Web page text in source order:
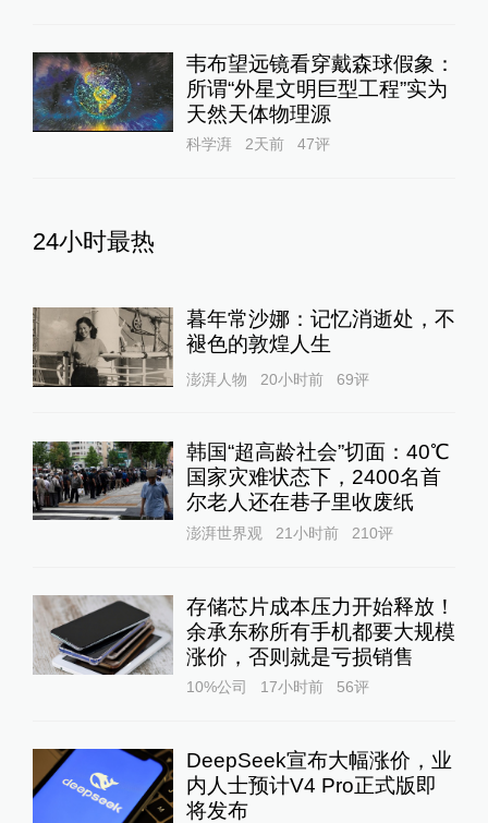
韦布望远镜看穿戴森球假象：
所谓“外星文明巨型工程”实为
天然天体物理源
科学湃 2天前 47评
24小时最热
暮年常沙娜：记忆消逝处，不
褪色的敦煌人生
澎湃人物 20小时前 69评
韩国“超高龄社会”切面：40℃
国家灾难状态下，2400名首
尔老人还在巷子里收废纸
澎湃世界观 21小时前 210评
存储芯片成本压力开始释放！
余承东称所有手机都要大规模
涨价，否则就是亏损销售
10%公司 17小时前 56评
DeepSeek宣布大幅涨价，业
内人士预计V4 Pro正式版即
将发布